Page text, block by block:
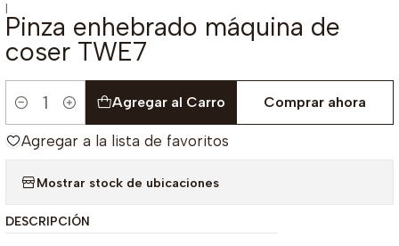
|
Pinza enhebrado máquina de
coser TWE7
Cantidad
Agregar al Carro Comprar ahora
Agregar a la lista de favoritos
Mostrar stock de ubicaciones
DESCRIPCIÓN